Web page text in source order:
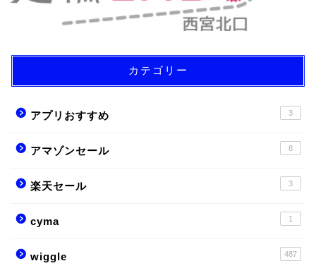
カテゴリー
アプリおすすめ 3
アマゾンセール 8
楽天セール 3
cyma 1
wiggle 487